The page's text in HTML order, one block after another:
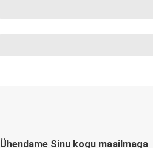
Ühendame Sinu kogu maailmaga